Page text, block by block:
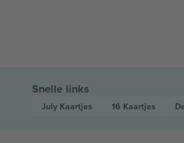
Snelle links
July Kaartjes 16 Kaartjes